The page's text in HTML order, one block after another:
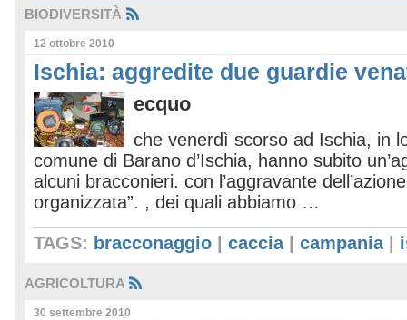
BIODIVERSITÀ
12 ottobre 2010
Ischia: aggredite due guardie
ecquo
che venerdì scorso ad Ischia, in
comune di Barano d’Ischia, hanno subito
alcuni bracconieri. con l’aggravante
organizzata”. , dei quali abbiamo …
TAGS: bracconaggio caccia| campania|
AGRICOLTURA
30 settembre 2010